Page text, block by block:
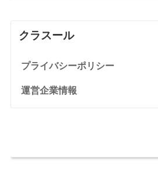
クラスール
プライバシーポリシー
運営企業情報